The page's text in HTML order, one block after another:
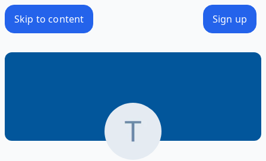
Skip to content Sign up